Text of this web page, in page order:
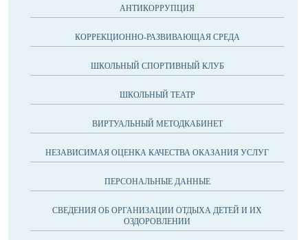
АНТИКОРРУПЦИЯ
КОРРЕКЦИОННО-РАЗВИВАЮЩАЯ СРЕДА
ШКОЛЬНЫЙ СПОРТИВНЫЙ КЛУБ
ШКОЛЬНЫЙ ТЕАТР
ВИРТУАЛЬНЫЙ МЕТОДКАБИНЕТ
НЕЗАВИСИМАЯ ОЦЕНКА КАЧЕСТВА ОКАЗАНИЯ УСЛУГ
ПЕРСОНАЛЬНЫЕ ДАННЫЕ
СВЕДЕНИЯ ОБ ОРГАНИЗАЦИИ ОТДЫХА ДЕТЕЙ И ИХ
ОЗДОРОВЛЕНИИ